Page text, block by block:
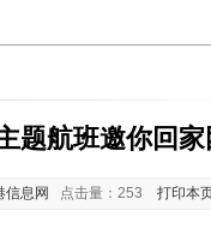
题航班邀你回家
信息网 点击量： 253 打印本